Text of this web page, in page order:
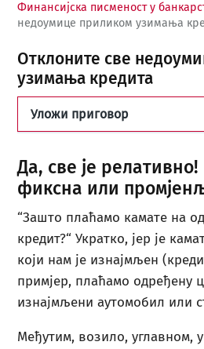
Финансијска писменост у
недоумице приликом узимања
Отклоните све
узимања кредита
Уложи приговор
Да, све је
фиксна или
“Зашто плаћамо камате на
кредит?“ Укратко, јер је
који нам је изнајмљен
примјер, плаћамо одређену
изнајмљени аутомобил или
Међутим, возило, углавном,